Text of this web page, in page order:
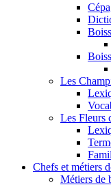
Les
Les Fleurs
Chefs et métiers
Métiers de